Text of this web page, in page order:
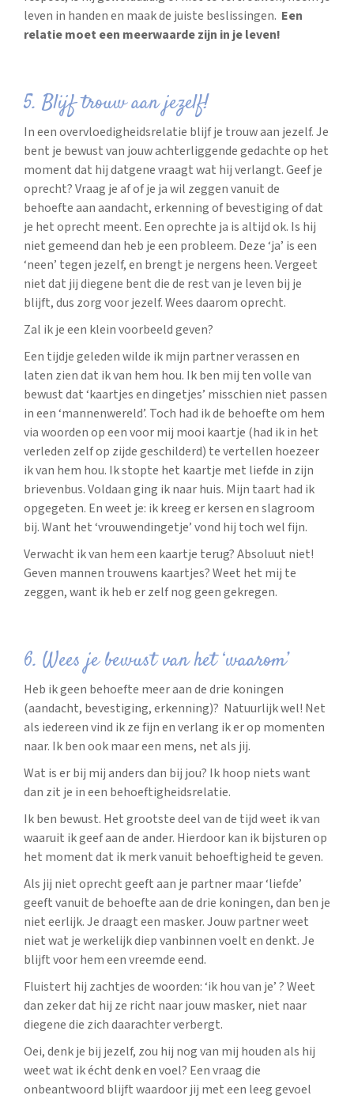
leven in handen en maak de juiste beslissingen. Een
relatie moet een meerwaarde zijn in je leven!
5. Blijf trouw aan jezelf!
In een overvloedigheidsrelatie blijf je trouw aan jezelf. Je
bent je bewust van jouw achterliggende gedachte op het
moment dat hij datgene vraagt wat hij verlangt. Geef je
oprecht? Vraag je af of je ja wil zeggen vanuit de
behoefte aan aandacht, erkenning of bevestiging of dat
je het oprecht meent. Een oprechte ja is altijd ok. Is hij
niet gemeend dan heb je een probleem. Deze ‘ja’ is een
‘neen’ tegen jezelf, en brengt je nergens heen. Vergeet
niet dat jij diegene bent die de rest van je leven bij je
blijft, dus zorg voor jezelf. Wees daarom oprecht.
Zal ik je een klein voorbeeld geven?
Een tijdje geleden wilde ik mijn partner verassen en
laten zien dat ik van hem hou. Ik ben mij ten volle van
bewust dat ‘kaartjes en dingetjes’ misschien niet passen
in een ‘mannenwereld’. Toch had ik de behoefte om hem
via woorden op een voor mij mooi kaartje (had ik in het
verleden zelf op zijde geschilderd) te vertellen hoezeer
ik van hem hou. Ik stopte het kaartje met liefde in zijn
brievenbus. Voldaan ging ik naar huis. Mijn taart had ik
opgegeten. En weet je: ik kreeg er kersen en slagroom
bij. Want het ‘vrouwendingetje’ vond hij toch wel fijn.
Verwacht ik van hem een kaartje terug? Absoluut niet!
Geven mannen trouwens kaartjes? Weet het mij te
zeggen, want ik heb er zelf nog geen gekregen.
6. Wees je bewust van het ‘waarom’
Heb ik geen behoefte meer aan de drie koningen
(aandacht, bevestiging, erkenning)? Natuurlijk wel! Net
als iedereen vind ik ze fijn en verlang ik er op momenten
naar. Ik ben ook maar een mens, net als jij.
Wat is er bij mij anders dan bij jou? Ik hoop niets want
dan zit je in een behoeftigheidsrelatie.
Ik ben bewust. Het grootste deel van de tijd weet ik van
waaruit ik geef aan de ander. Hierdoor kan ik bijsturen op
het moment dat ik merk vanuit behoeftigheid te geven.
Als jij niet oprecht geeft aan je partner maar ‘liefde’
geeft vanuit de behoefte aan de drie koningen, dan ben je
niet eerlijk. Je draagt een masker. Jouw partner weet
niet wat je werkelijk diep vanbinnen voelt en denkt. Je
blijft voor hem een vreemde eend.
Fluistert hij zachtjes de woorden: ‘ik hou van je’ ? Weet
dan zeker dat hij ze richt naar jouw masker, niet naar
diegene die zich daarachter verbergt.
Oei, denk je bij jezelf, zou hij nog van mij houden als hij
weet wat ik écht denk en voel? Een vraag die
onbeantwoord blijft waardoor jij met een leeg gevoel